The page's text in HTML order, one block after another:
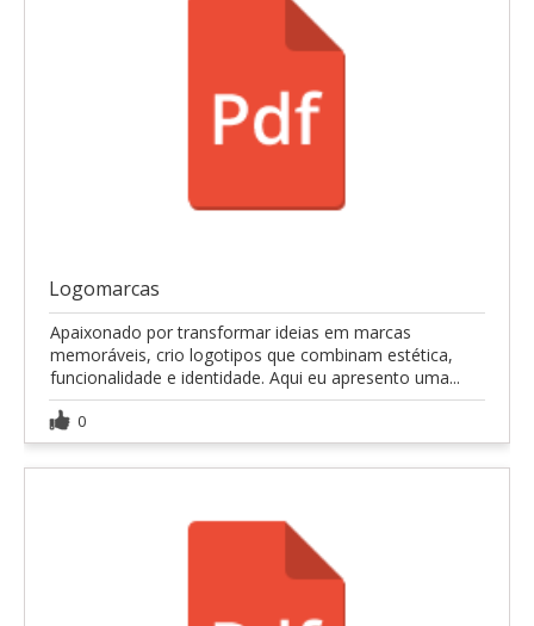
Logomarcas
Apaixonado por transformar ideias em marcas
memoráveis, crio logotipos que combinam estética,
funcionalidade e identidade. Aqui eu apresento uma...
0